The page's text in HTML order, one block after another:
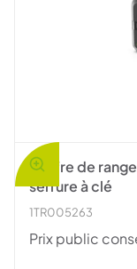
Coffre de
serrure à clé
1TR005263
Prix public